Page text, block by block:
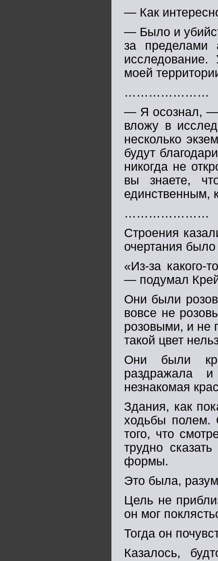
— Как
— Было и
за
моей
…………………
— Я осознал, —
вложу в
несколько
будут
никогда не
вы знаете,
единственным,
…………………
Строения
очертания было
«Из-за какого-
— подумал
Они были
вовсе не
розовыми, и не
такой цвет
Они были
раздражала
незнакомая
Здания, как
ходьбы полем.
того, что
трудно
формы.
Это была,
Цель не
он мог
Тогда он
Казалось,